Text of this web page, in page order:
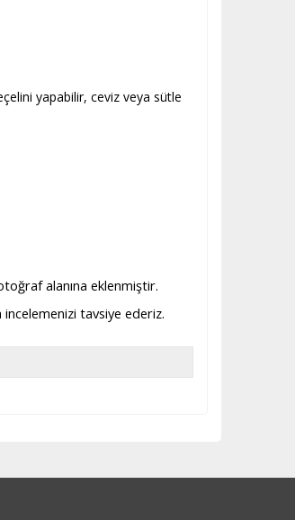
yapabilir, ceviz veya sütle
alanına eklenmiştir.
tavsiye ederiz.